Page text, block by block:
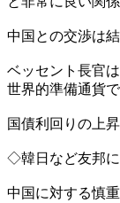
中国との交渉は
ベッセント長官
世界的準備通貨
国債利回りの上
◇韓日など友邦に
中国に対する慎